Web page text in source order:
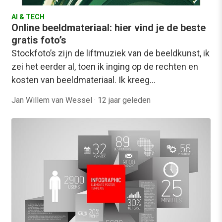
AI & TECH
Online beeldmateriaal: hier vind je de beste
gratis foto’s
Stockfoto’s zijn de liftmuziek van de beeldkunst, ik
zei het eerder al, toen ik inging op de rechten en
kosten van beeldmateriaal. Ik kreeg…
Jan Willem van Wessel · 12 jaar geleden